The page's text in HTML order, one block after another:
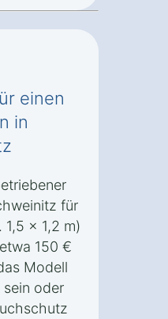
einen
in
für
x 1,2 m)
150 €
Modell
oder